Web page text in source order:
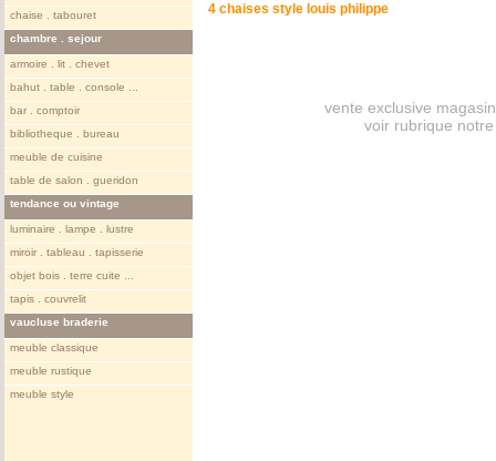
chaise . tabouret
chambre . sejour
armoire . lit . chevet
bahut . table . console ...
bar . comptoir
bibliotheque . bureau
meuble de cuisine
table de salon . gueridon
tendance ou vintage
luminaire . lampe . lustre
miroir . tableau . tapisserie
objet bois . terre cuite ...
tapis . couvrelit
vaucluse braderie
meuble classique
meuble rustique
meuble style
4 chaises style louis philippe
vente exclusive
voir rubrique